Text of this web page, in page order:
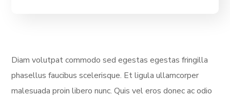
Diam volutpat commodo sed egestas egestas fringilla
phasellus faucibus scelerisque. Et ligula ullamcorper
malesuada proin libero nunc. Quis vel eros donec ac odio